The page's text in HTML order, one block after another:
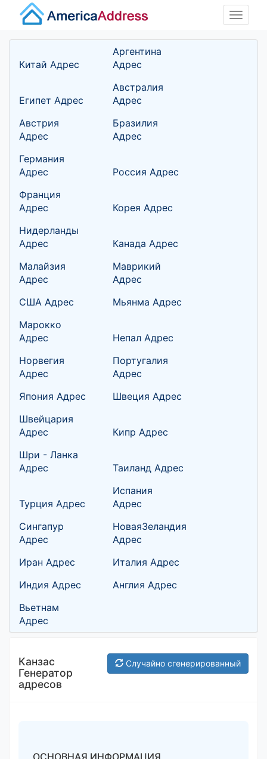
Toggle
Китай Адрес
Аргентина
Адрес
Египет Адрес
Австралия
Адрес
Австрия
Адрес
Бразилия
Адрес
Германия
Адрес
Россия Адрес
Франция
Адрес
Корея Адрес
Нидерланды
Адрес
Канада Адрес
Малайзия
Адрес
Маврикий
Адрес
США Адрес
Мьянма Адрес
Марокко
Адрес
Непал Адрес
Норвегия
Адрес
Португалия
Адрес
Япония Адрес
Швеция Адрес
Швейцария
Адрес
Кипр Адрес
Шри - Ланка
Адрес
Таиланд Адрес
Турция Адрес
Испания
Адрес
Сингапур
Адрес
НоваяЗеландия
Адрес
Иран Адрес
Италия Адрес
Индия Адрес
Англия Адрес
Вьетнам
Адрес
Случайно сгенерированный
Канзас
Генератор
адресов
ОСНОВНАЯ ИНФОРМАЦИЯ